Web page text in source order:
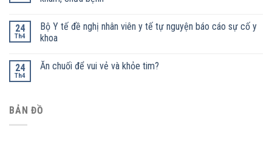
24
Th4
Bộ Y tế đề nghị nhân viên y tế tự nguyện báo cáo sự cố y
khoa
24
Th4
Ăn chuối để vui vẻ và khỏe tim?
BẢN ĐỒ